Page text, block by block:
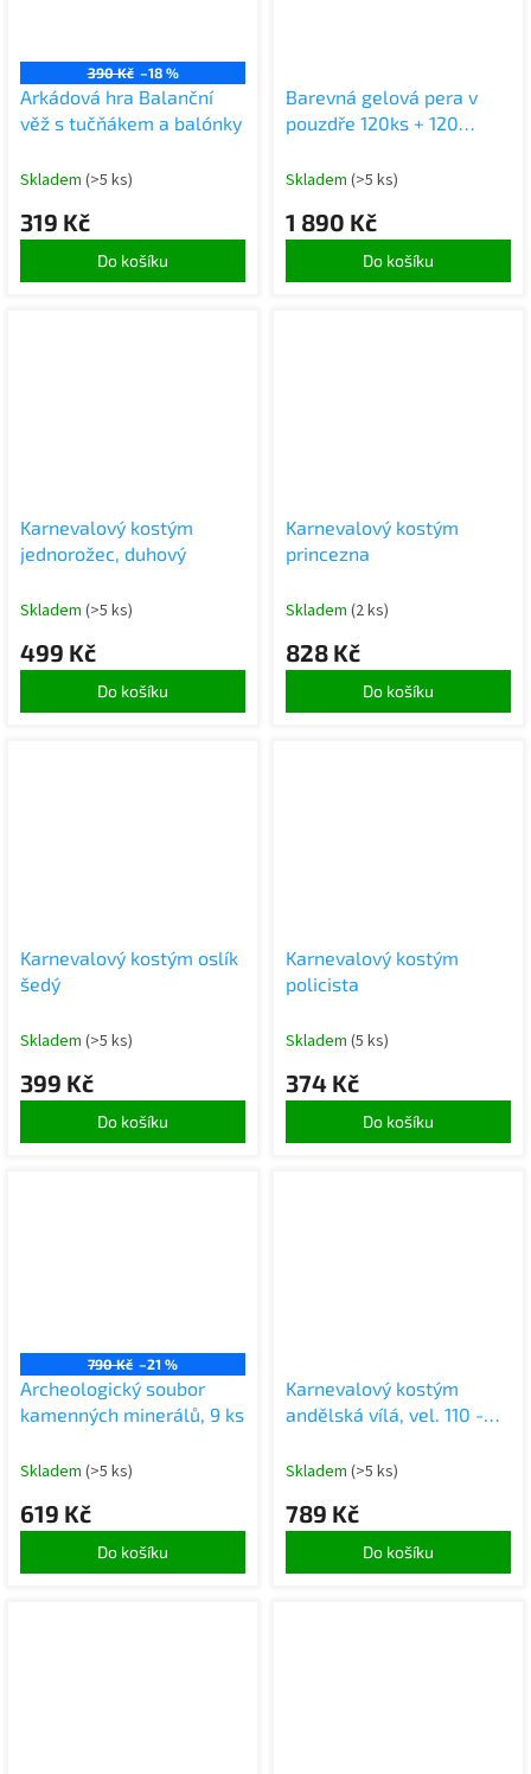
390 Kč –18 %
Arkádová hra Balanční
věž s tučňákem a balónky
Skladem (>5 ks)
319 Kč
Do košíku
Barevná gelová pera v
pouzdře 120ks + 120
Skladem (>5 ks)
1 890 Kč
Do košíku
Karnevalový kostým
jednorožec, duhový
Skladem (>5 ks)
499 Kč
Do košíku
Karnevalový kostým
princezna
Skladem (2 ks)
828 Kč
Do košíku
Karnevalový kostým oslík
šedý
Skladem (>5 ks)
399 Kč
Do košíku
Karnevalový kostým
policista
Skladem (5 ks)
374 Kč
Do košíku
790 Kč –21 %
Archeologický soubor
kamenných minerálů, 9 ks
Skladem (>5 ks)
619 Kč
Do košíku
Karnevalový kostým
andělská vílá, vel. 110 -
Skladem (>5 ks)
789 Kč
Do košíku